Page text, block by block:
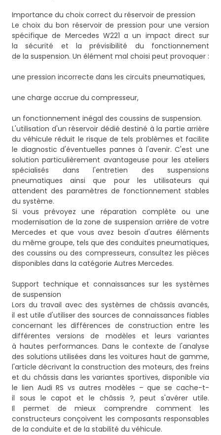
Importance du choix correct du réservoir de pression
Le choix du bon réservoir de pression pour une version
spécifique de Mercedes W221 a un impact direct sur
la sécurité et la prévisibilité du fonctionnement
de la suspension. Un élément mal choisi peut provoquer :
une pression incorrecte dans les circuits pneumatiques,
une charge accrue du compresseur,
un fonctionnement inégal des coussins de suspension.
L'utilisation d'un réservoir dédié destiné à la partie arrière
du véhicule réduit le risque de tels problèmes et facilite
le diagnostic d'éventuelles pannes à l'avenir. C'est une
solution particulièrement avantageuse pour les ateliers
spécialisés dans l'entretien des suspensions
pneumatiques ainsi que pour les utilisateurs qui
attendent des paramètres de fonctionnement stables
du système.
Si vous prévoyez une réparation complète ou une
modernisation de la zone de suspension arrière de votre
Mercedes et que vous avez besoin d'autres éléments
du même groupe, tels que des conduites pneumatiques,
des coussins ou des compresseurs, consultez les pièces
disponibles dans la catégorie Autres Mercedes.
Support technique et connaissances sur les systèmes
de suspension
Lors du travail avec des systèmes de châssis avancés,
il est utile d'utiliser des sources de connaissances fiables
concernant les différences de construction entre les
différentes versions de modèles et leurs variantes
à hautes performances. Dans le contexte de l'analyse
des solutions utilisées dans les voitures haut de gamme,
l'article décrivant la construction des moteurs, des freins
et du châssis dans les variantes sportives, disponible via
le lien Audi RS vs autres modèles – que se cache-t-
il sous le capot et le châssis ?, peut s'avérer utile.
Il permet de mieux comprendre comment les
constructeurs conçoivent les composants responsables
de la conduite et de la stabilité du véhicule.